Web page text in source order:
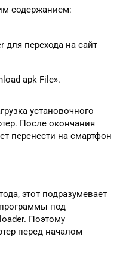
содержанием:
перехода на сайт
apk File».
установочного
После окончания
перенести на смартфон
этот подразумевает
под
Поэтому
перед началом